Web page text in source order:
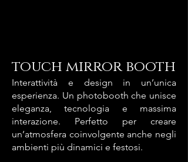
touch mirror booth
Interattività e design in un’unica
esperienza. Un photobooth che unisce
eleganza, tecnologia e massima
interazione. Perfetto per creare
un’atmosfera coinvolgente anche negli
ambienti più dinamici e festosi.